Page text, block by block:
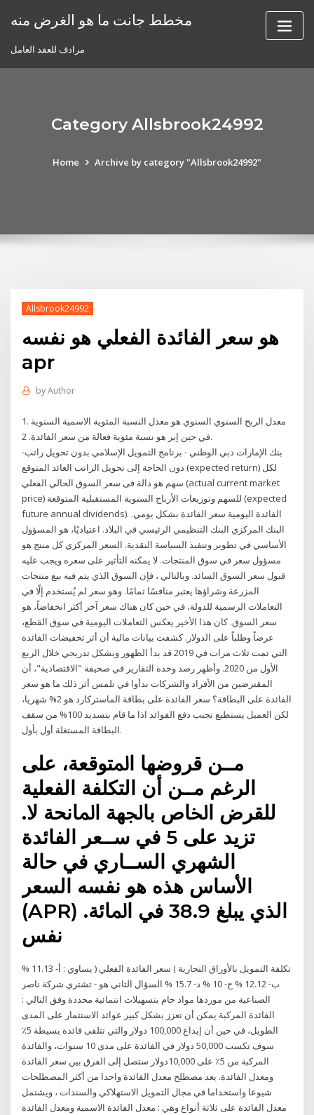
مخطط جانت ما هو الغرض منه
مرادف للعقد العامل
Category Allsbrook24992
Home Archive by category "Allsbrook24992"
Allsbrook24992
هو سعر الفائدة الفعلي هو نفسه
apr
byAuthor
1. معدل الربح السنوي السنوي هو معدل النسبة المئوية الاسمية السنوية
في حين إير هو نسبة مئوية فعالة من سعر الفائدة. 2.
بنك الإمارات دبي الوطني - برنامج التمويل الإسلامي بدون تحويل راتب-
دون الحاجة إلى تحويل الراتب العائد المتوقع (expected return) لكل
سهم هو دالة فى سعر السوق الحالي الفعلي (actual current market
price) للسهم وتوزيعات الأرباح السنوية المستقبلية المتوقعة (expected
future annual dividends). الفائدة اليومية سعر الفائدة بشكل يومي.
البنك المركزي البنك التنظيمي الرئيسي في البلاد. اعتياديًا، هو المسؤول
الأساسي في تطوير وتنفيذ السياسة النقدية. السعر المركزي كل منتج هو
مسؤول سعر في سوق المنتجات. لا يمكنه التأثير على سعره ويجب عليه
قبول سعر السوق السائد. وبالتالي ، فإن السوق الذي يتم فيه بيع منتجات
المزرعة وشراؤها يعتبر منافسًا تمامًا. وهو سعر لم يُستخدم إلّا في
التعاملات الرسمية للدولة، في حين كان هناك سعر آخر أكثر انخفاضاً، هو
سعر السوق. كان هذا الأخير يعكس التعاملات اليومية في سوق القطع،
عرضاً وطلباً على الدولار. كشفت بيانات مالية أن أثر تخفيضات الفائدة
التي تمت ثلاث مرات في 2019 قد بدأ الظهور وبشكل تدريجي خلال الربع
الأول من 2020. وأظهر رصد وحدة التقارير في صحيفة "الاقتصادية"، أن
المقترضين من الأفراد والشركات بدأوا في تلمس أثر ذلك ما هو سعر
الفائدة على البطاقة؟ سعر الفائدة على بطاقة الماستركارد هو 2% شهريا،
لكن العميل يستطيع تجنب دفع الفوائد اذا ما قام بتسديد 100% من سقف
البطاقة المستغلة أول بأول.
ﻣــﻦ ﻗﺮﻭﺿﻬﺎ ﺍﳌﺘﻮﻗﻌﺔ، ﻋﻠﻰ
ﺍﻟﺮﻏﻢ ﻣــﻦ ﺃﻥ ﺍﻟﺘﻜﻠﻔﺔ ﺍﻟﻔﻌﻠﻴﺔ
ﻟﻠﻘﺮﺽ ﺍﳋﺎﺹ ﺑﺎﳉﻬﺔ ﺍﳌﺎﻧﺤﺔ ﻻ.
ﺗﺰﻳﺪ ﻋﻠﻰ 5 ﻓﻲ ﺳــﻌﺮ ﺍﻟﻔﺎﺋﺪﺓ
ﺍﻟﺸﻬﺮﻱ ﺍﻟﺴــﺎﺭﻱ ﻓﻲ ﺣﺎﻟﺔ
ﺍﻷﺳﺎﺱ ﻫﺬﻩ ﻫﻮ ﻧﻔﺴﻪ ﺍﻟﺴﻌﺮ
(APR) ﺍﻟﺬﻱ ﻳﺒﻠﻎ 38.9 ﻓﻲ ﺍﳌﺎﺋﺔ.
تكلفة التمويل بالأوراق التجارية ) سعر الفائدة الفعلي ( يساوي : أ- 11.13 %
ب- 12.12 % ج- 10 % د- 15.7 % السؤال الثاني هو - تشتري شركة ناصر
الصناعية من موردها مواد خام بتسهيلات انتمائية محددة وفق التالي :
الفائدة المركبة يمكن أن تعزز بشكل كبير عوائد الاستثمار على المدى
الطويل، في حين أن إيداع 100,000 دولار والتي تتلقى فائدة بسيطة 5٪
سوف تكسب 50,000 دولار في الفائدة على مدى 10 سنوات، والفائدة
المركبة من 5٪ على 10,000دولار ستصل إلى الفرق بين سعر الفائدة
ومعدل الفائدة. يعد مصطلح معدل الفائدة واحدا من أكثر المصطلحات
شيوعا واستخداما في مجال التمويل الاستهلاكي والسندات ، ويشتمل
معدل الفائدة على ثلاثة أنواع وهي : معدل الفائدة الاسمية ومعدل الفائدة